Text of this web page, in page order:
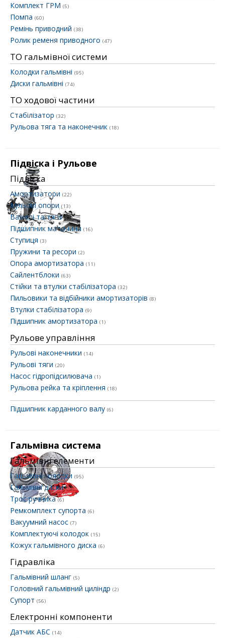
Комплект ГРМ (5)
Помпа (60)
Ремінь приводний (38)
Ролик ременя приводного (47)
ТО гальмівної системи
Колодки гальмівні (95)
Диски гальмівні (74)
ТО ходової частини
Стабілізатор (32)
Рульова тяга та наконечник (18)
Підвіска і Рульове
Підвіска
Амортизатори (22)
Кульові опори (13)
Важелі та тяги(82)
Підшипник маточини (16)
Ступиця (3)
Пружини та ресори (2)
Опора амортизатора (11)
Сайлентблоки (63)
Стійки та втулки стабілізатора (32)
Пильовики та відбійники амортизаторів (8)
Втулки стабілізатора (9)
Підшипник амортизатора (1)
Рульове управління
Рульові наконечники (14)
Рульові тяги (20)
Насос гідропідсилювача (1)
Рульова рейка та кріплення (18)
Підшипник карданного валу (6)
Гальмівна система
Гальмівні елементи
Гальмівні колодки (95)
Гальмівні диски(74)
Трос ручника(6)
Ремкомплект супорта (6)
Вакуумний насос (7)
Комплектуючі колодок (15)
Кожух гальмівного диска (6)
Гідравліка
Гальмівний шланг (5)
Головний гальмівний циліндр (2)
Супорт (56)
Електронні компоненти
Датчик АБС (14)